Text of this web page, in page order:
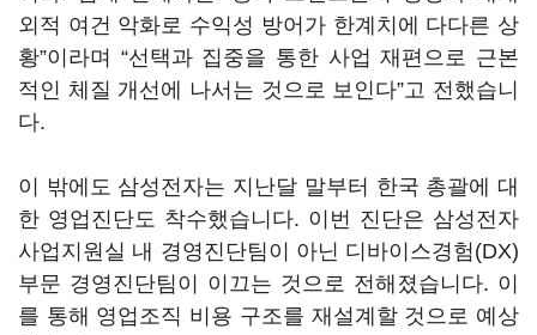
외적 여건 악화로 수익성 방어가 한계치에 다다른 상
황”이라며 “선택과 집중을 통한 사업 재편으로 근본
적인 체질 개선에 나서는 것으로 보인다”고 전했습니
다.
이 밖에도 삼성전자는 지난달 말부터 한국 총괄에 대
한 영업진단도 착수했습니다. 이번 진단은 삼성전자
사업지원실 내 경영진단팀이 아닌 디바이스경험(DX)
부문 경영진단팀이 이끄는 것으로 전해졌습니다. 이
를 통해 영업조직 비용 구조를 재설계할 것으로 예상